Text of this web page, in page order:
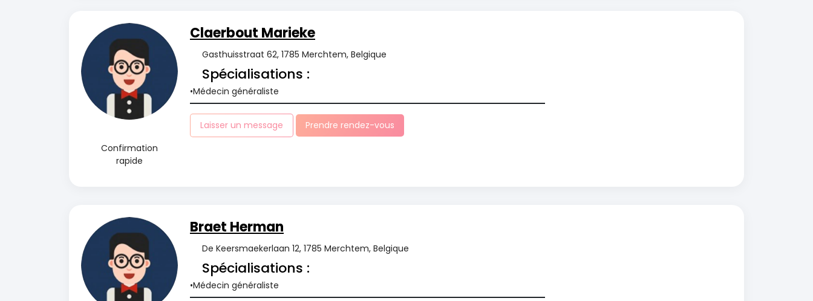
Confirmation
rapide
Claerbout Marieke
Gasthuisstraat 62, 1785 Merchtem, Belgique
Spécialisations :
Médecin généraliste
Laisser un message Prendre rendez-vous
Braet Herman
De Keersmaekerlaan 12, 1785 Merchtem, Belgique
Spécialisations :
Médecin généraliste